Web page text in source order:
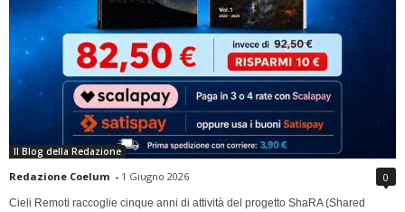
Il Blog della Redazione
Redazione Coelum - 1 Giugno 2026 0
Cieli Remoti raccoglie cinque anni di attività del progetto ShaRA (Shared